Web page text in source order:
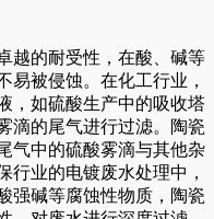
越的耐受性，在酸、碱等
易被侵蚀。在化工行业，
，如硫酸生产中的吸收塔
滴的尾气进行过滤。陶瓷
气中的硫酸雾滴与其他杂
行业的电镀废水处理中，
强碱等腐蚀性物质，陶瓷